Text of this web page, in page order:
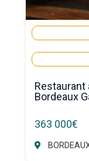
Bordeaux
363 000€